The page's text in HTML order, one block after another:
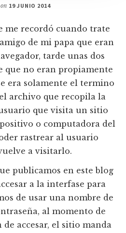
19 JUNIO 2014
me recordó cuando trate
de mi papa que eran
tarde unas dos
que no eran propiamente
era solamente el termino
archivo que recopila la
que visita un sitio
o computadora del
rastrear al usuario
a visitarlo.
publicamos en este blog
a la interfase para
de usar una nombre de
al momento de
accesar, el sitio manda